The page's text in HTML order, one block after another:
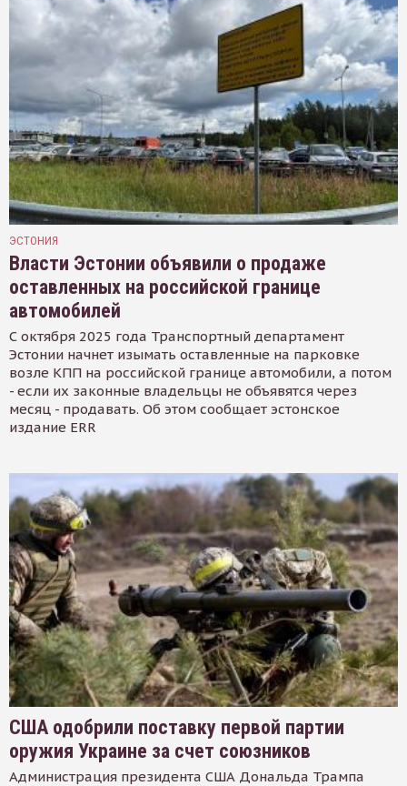
ЭСТОНИЯ
Власти Эстонии объявили о продаже
оставленных на российской границе
автомобилей
С октября 2025 года Транспортный департамент
Эстонии начнет изымать оставленные на парковке
возле КПП на российской границе автомобили, а потом
- если их законные владельцы не объявятся через
месяц - продавать. Об этом сообщает эстонское
издание ERR
США одобрили поставку первой партии
оружия Украине за счет союзников
Администрация президента США Дональда Трампа